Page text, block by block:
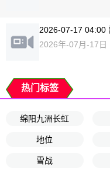
2026-07-17 04:00
2026年-07月-17日
热门标签
绵阳九洲长虹
地位
雪战